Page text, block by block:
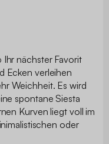
nächster Favorit
Ecken verleihen
Weichheit. Es wird
spontane Siesta
Kurven liegt voll im
oder